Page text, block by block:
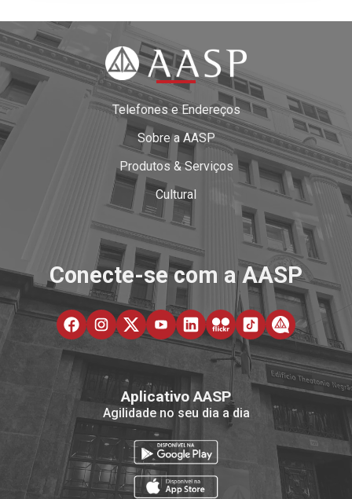
Telefones e Endereços
Sobre a AASP
Produtos & Serviços
Cultural
Conecte-se com a AASP
Aplicativo AASP
Agilidade no seu dia a dia